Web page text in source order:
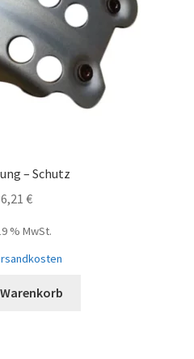
– Schutz
€
% MwSt.